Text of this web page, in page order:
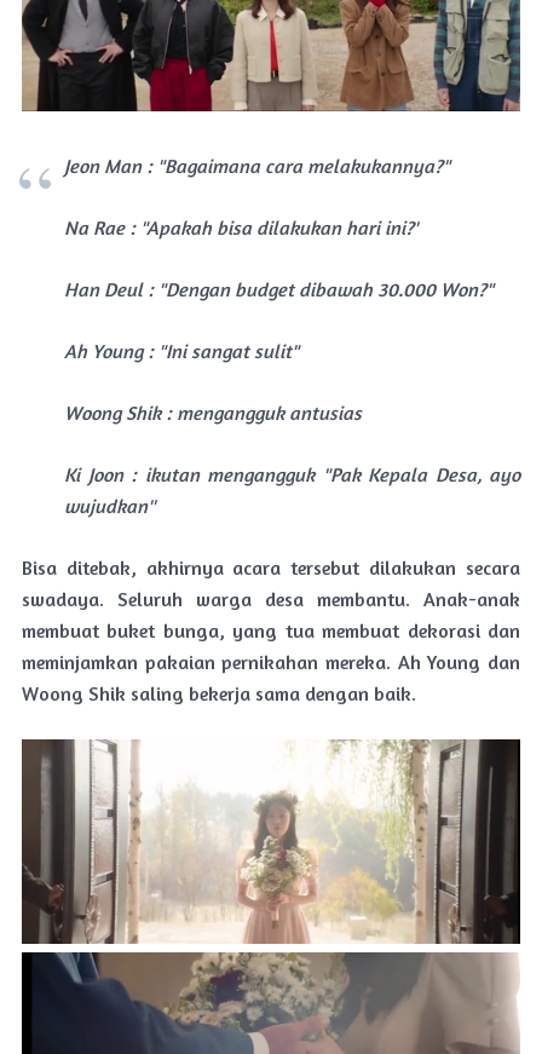
Jeon Man : "Bagaimana cara melakukannya?"
Na Rae : "Apakah bisa dilakukan hari ini?'
Han Deul : "Dengan budget dibawah 30.000 Won?"
Ah Young : "Ini sangat sulit"
Woong Shik : mengangguk antusias
Ki Joon : ikutan mengangguk "Pak Kepala Desa, ayo
wujudkan''
Bisa ditebak, akhirnya acara tersebut dilakukan secara
swadaya. Seluruh warga desa membantu. Anak-anak
membuat buket bunga, yang tua membuat dekorasi dan
meminjamkan pakaian pernikahan mereka. Ah Young dan
Woong Shik saling bekerja sama dengan baik.